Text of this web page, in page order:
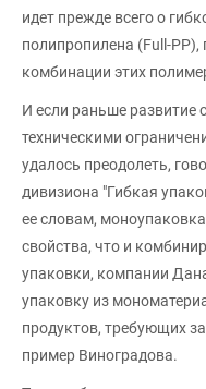
идет прежде всего о
полипропилена (Full-PP),
комбинации этих
И если раньше развитие
техническими
удалось преодолеть,
дивизиона "Гибкая
ее словам,
свойства, что и
упаковки, компании
упаковку из
продуктов, требующих
пример Виноградова.